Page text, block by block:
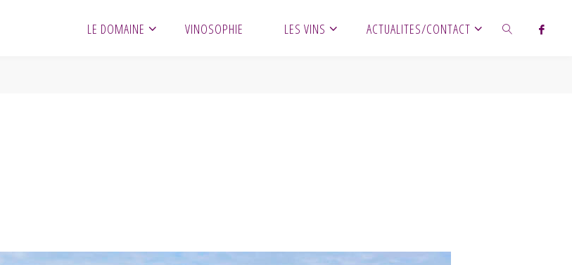
LE DOMAINE VINOSOPHIE LES VINS ACTUALITES/CONTACT